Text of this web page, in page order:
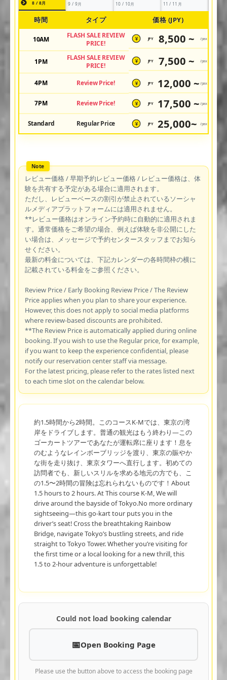
8 / 8月 9 / 9月 10 / 10月 11 / 11月
時間 タイプ 価格 (JPY)
10AM
FLASH SALE REVIEW
PRICE!
¥ JPY 8,500 ~ /pax
1PM
FLASH SALE REVIEW
PRICE!
¥ JPY 7,500 ~ /pax
4PM Review Price! ¥ JPY 12,000 ~ /pax
7PM Review Price! ¥ JPY 17,500 ~ /pax
Standard Regular Price ¥ JPY 25,000~ /pax
レビュー価格 / 早期予約レビュー価格 / レビュー価格は、体
験を共有する予定がある場合に適用されます。
ただし、レビューベースの割引が禁止されているソーシャ
ルメディアプラットフォームには適用されません。
**レビュー価格はオンライン予約時に自動的に適用されま
す。通常価格をご希望の場合、例えば体験を非公開にした
い場合は、メッセージで予約センタースタッフまでお知ら
せください。
最新の料金については、下記カレンダーの各時間枠の横に
記載されている料金をご参照ください。
Review Price / Early Booking Review Price / The Review
Price applies when you plan to share your experience.
However, this does not apply to social media platforms
where review-based discounts are prohibited.
**The Review Price is automatically applied during online
booking. If you wish to use the Regular price, for example,
if you want to keep the experience confidential, please
notify our reservation center staff via message.
For the latest pricing, please refer to the rates listed next
to each time slot on the calendar below.
約1.5時間から2時間。このコースK-Mでは、東京の湾
岸をドライブします。普通の観光はもう終わり—この
ゴーカートツアーであなたが運転席に座ります！息を
のむようなレインボーブリッジを渡り、東京の賑やか
な街を走り抜け、東京タワーへ直行します。初めての
訪問者でも、新しいスリルを求める地元の方でも、こ
の1.5〜2時間の冒険は忘れられないものです！About
1.5 hours to 2 hours. At This course K-M, We will
drive around the bayside of Tokyo.No more ordinary
sightseeing—this go-kart tour puts you in the
driver’s seat! Cross the breathtaking Rainbow
Bridge, navigate Tokyo’s bustling streets, and ride
straight to Tokyo Tower. Whether you’re visiting for
the first time or a local looking for a new thrill, this
1.5 to 2-hour adventure is unforgettable!
Could not load booking calendar
Open Booking Page
Please use the button above to access the booking page